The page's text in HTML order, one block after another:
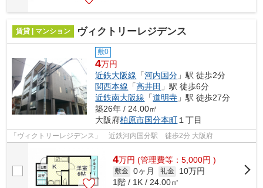
賃貸 | マンション ヴィクトリーレジデンス
敷0
4万円
近鉄大阪線 「河内国分 」駅 徒歩2分
関西本線 「高井田 」駅 徒歩6分
近鉄南大阪線 「道明寺 」駅 徒歩27分
築26年 / 24.00㎡
大阪府柏原市国分本町 １丁目
「ヴィクトリーレジデンス」 近鉄河内国分駅 徒歩2分 大阪府
4万円 (管理費等：5,000円 )
敷金 0ヶ月 礼金
10万円
1階 / 1K / 24.00㎡